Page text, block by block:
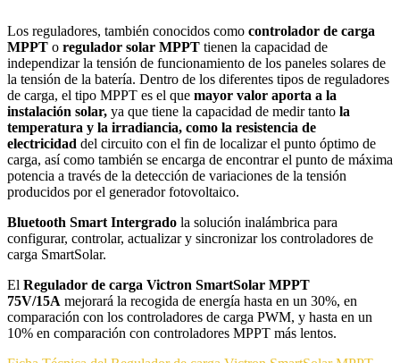
Los reguladores, también conocidos como controlador de carga
MPPT o regulador solar MPPT tienen la capacidad de
independizar la tensión de funcionamiento de los paneles solares de
la tensión de la batería. Dentro de los diferentes tipos de reguladores
de carga, el tipo MPPT es el que mayor valor aporta a la
instalación solar, ya que tiene la capacidad de medir tanto la
temperatura y la irradiancia, como la resistencia de
electricidad del circuito con el fin de localizar el punto óptimo de
carga, así como también se encarga de encontrar el punto de máxima
potencia a través de la detección de variaciones de la tensión
producidos por el generador fotovoltaico.
Bluetooth Smart Intergrado la solución inalámbrica para
configurar, controlar, actualizar y sincronizar los controladores de
carga SmartSolar.
El Regulador de carga Victron SmartSolar MPPT
75V/15A mejorará la recogida de energía hasta en un 30%, en
comparación con los controladores de carga PWM, y hasta en un
10% en comparación con controladores MPPT más lentos.